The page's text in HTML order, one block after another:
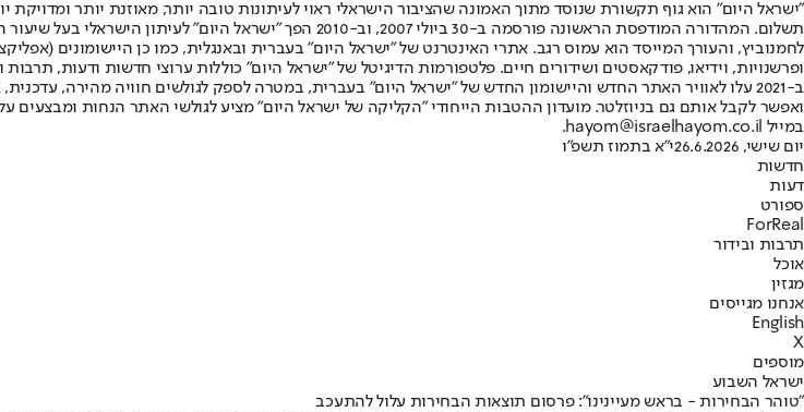
"ישראל היום" הוא גוף תקשורת שנוסד מתוך האמונה שהציבור הישראלי ראוי לעיתונות טובה יותר, מאוזנת יותר ומדויקת
תשלום. המהדורה המודפסת הראשונה פורסמה ב-30 ביולי 2007, וב-
ופרשנויות, וידיאו, פודקאסטים ושידורים חיים. פלטפורמות הדיגיטל של "ישראל היום" כוללות ערוצי חדשות ודעות, תרבות
ב-2021 עלו לאוויר האתר החדש והיישומון החדש של "ישראל היום" בעברית, במטרה לספק לגולשים חוויה מהירה,
ואפשר לקבל אותם גם בניוזלטר. מועדון ההטבות הייחודי "הקליקה של ישראל היום" מציע לגולשי האתר הנחות ומבצעים
במייל hayom@israelhayom.co.il.
יום שישי, 26.6.2026
י"א בתמוז תשפ"ו
חדשות
דעות
ספורט
ForReal
תרבות ובידור
אוכל
מגזין
אנחנו מגייסים
English
X
מוספים
ישראל השבוע
"טוהר הבחירות - בראש מעיינינו": פרסום תוצאות הבחירות עלול להתעכב